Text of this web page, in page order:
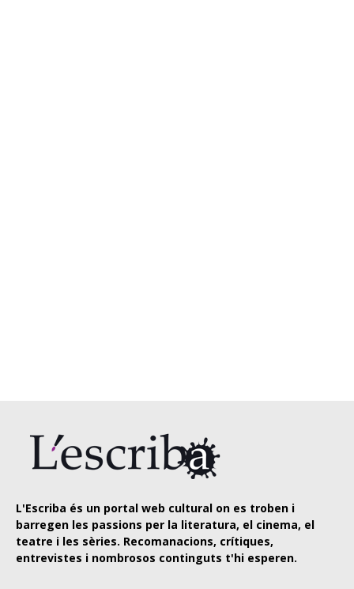
L'Escriba és un portal web cultural on es troben i
barregen les passions per la literatura, el cinema, el
teatre i les sèries. Recomanacions, crítiques,
entrevistes i nombrosos continguts t'hi esperen.